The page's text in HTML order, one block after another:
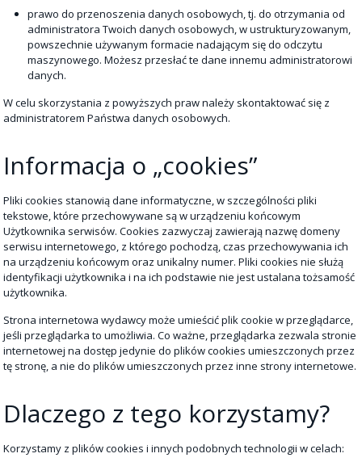
prawo do przenoszenia danych osobowych, tj. do otrzymania od
administratora Twoich danych osobowych, w ustrukturyzowanym,
powszechnie używanym formacie nadającym się do odczytu
maszynowego. Możesz przesłać te dane innemu administratorowi
danych.
W celu skorzystania z powyższych praw należy skontaktować się z
administratorem Państwa danych osobowych.
Informacja o „cookies”
Pliki cookies stanowią dane informatyczne, w szczególności pliki
tekstowe, które przechowywane są w urządzeniu końcowym
Użytkownika serwisów. Cookies zazwyczaj zawierają nazwę domeny
serwisu internetowego, z którego pochodzą, czas przechowywania ich
na urządzeniu końcowym oraz unikalny numer. Pliki cookies nie służą
identyfikacji użytkownika i na ich podstawie nie jest ustalana tożsamość
użytkownika.
Strona internetowa wydawcy może umieścić plik cookie w przeglądarce,
jeśli przeglądarka to umożliwia. Co ważne, przeglądarka zezwala stronie
internetowej na dostęp jedynie do plików cookies umieszczonych przez
tę stronę, a nie do plików umieszczonych przez inne strony internetowe.
Dlaczego z tego korzystamy?
Korzystamy z plików cookies i innych podobnych technologii w celach: